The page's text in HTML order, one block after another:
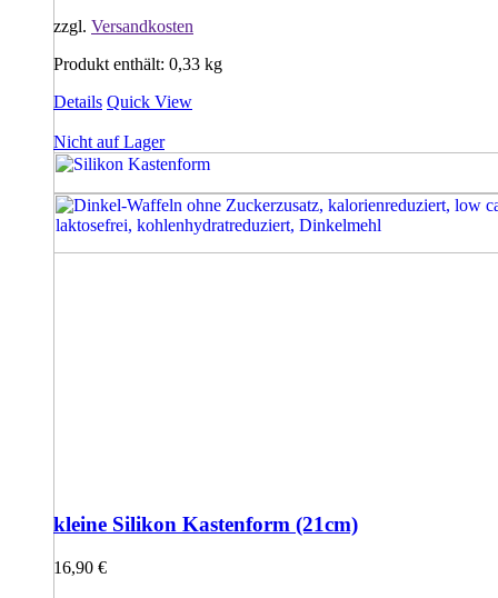
zzgl. Versandkosten
Produkt enthält: 0,33 kg
Details Quick View
Nicht auf Lager
kleine Silikon Kastenform (21cm)
16,90 €